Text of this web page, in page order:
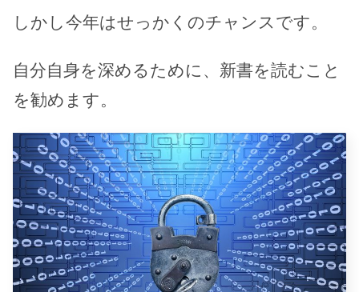
しかし今年はせっかくのチャンスです。
自分自身を深めるために、新書を読むこと
を勧めます。